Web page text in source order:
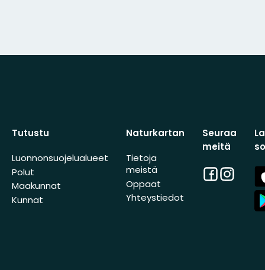
Tutustu
Luonnonsuojelualueet
Polut
Maakunnat
Kunnat
Naturkartan
Tietoja
meistä
Oppaat
Yhteystiedot
Seuraa
meitä
Facebook